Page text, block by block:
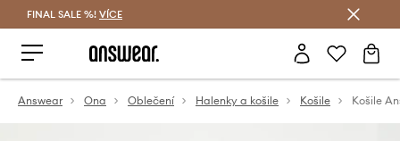
FINAL SALE %! VÍCE
Answear Ona Oblečení Halenky a košile Košile Košile